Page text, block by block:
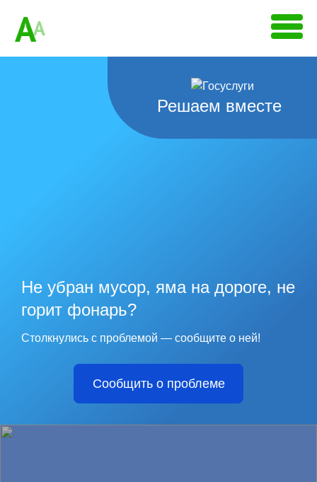
AA
Решаем вместе
Не убран мусор, яма на дороге, не
горит фонарь?
Столкнулись с проблемой — сообщите о ней!
Сообщить о проблеме